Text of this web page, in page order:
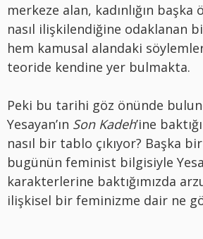
merkeze alan, kadınlığın
nasıl ilişkilendiğine odaklanan
hem kamusal alandaki
teoride kendine yer bulmakta.
Peki bu tarihi göz önünde
Yesayan’ın Son Kadeh’ine
nasıl bir tablo çıkıyor? Başka
bugünün feminist bilgisiyle
karakterlerine baktığımızda
ilişkisel bir feminizme dair ne